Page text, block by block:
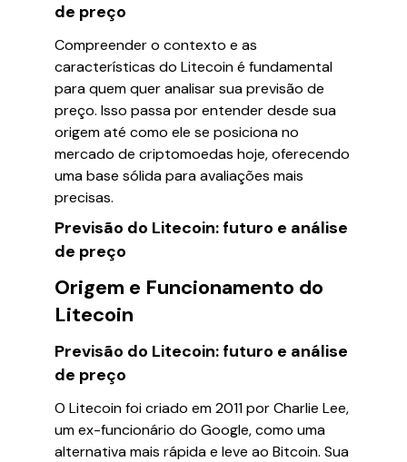
de preço
Compreender o contexto e as
características do Litecoin é fundamental
para quem quer analisar sua previsão de
preço. Isso passa por entender desde sua
origem até como ele se posiciona no
mercado de criptomoedas hoje, oferecendo
uma base sólida para avaliações mais
precisas.
Previsão do Litecoin: futuro e análise
de preço
Origem e Funcionamento do
Litecoin
Previsão do Litecoin: futuro e análise
de preço
O Litecoin foi criado em 2011 por Charlie Lee,
um ex-funcionário do Google, como uma
alternativa mais rápida e leve ao Bitcoin. Sua